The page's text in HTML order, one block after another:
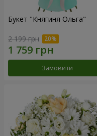
Букет "Княгиня Ольга"
2 199 грн
Замовити